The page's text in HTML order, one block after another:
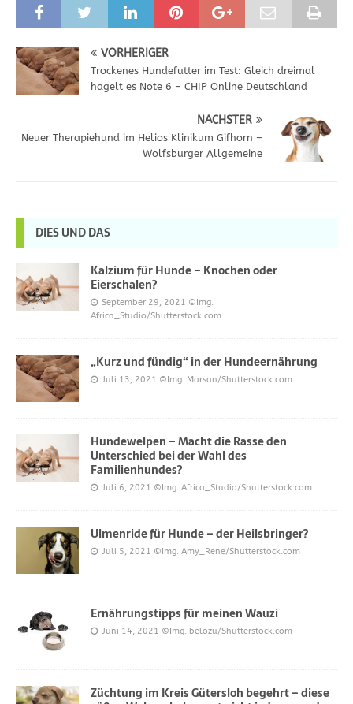
VORHERIGER
Trockenes Hundefutter im Test: Gleich dreimal
hagelt es Note 6 – CHIP Online Deutschland
NÄCHSTER
Neuer Therapiehund im Helios Klinikum Gifhorn –
Wolfsburger Allgemeine
DIES UND DAS
Kalzium für Hunde – Knochen oder
Eierschalen?
September 29, 2021 ©Img.
Africa_Studio/Shutterstock.com
„Kurz und fündig“ in der Hundeernährung
Juli 13, 2021 ©Img. Marsan/Shutterstock.com
Hundewelpen – Macht die Rasse den
Unterschied bei der Wahl des
Familienhundes?
Juli 6, 2021 ©Img. Africa_Studio/Shutterstock.com
Ulmenride für Hunde – der Heilsbringer?
Juli 5, 2021 ©Img. Amy_Rene/Shutterstock.com
Ernährungstipps für meinen Wauzi
Juni 14, 2021 ©Img. belozu/Shutterstock.com
Züchtung im Kreis Gütersloh begehrt – diese